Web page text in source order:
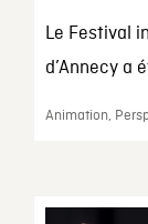
Le Festival
d’Annecy a
Animation,